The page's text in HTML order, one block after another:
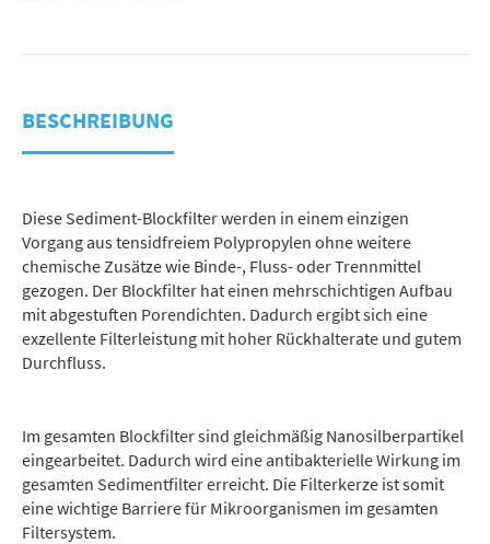
BESCHREIBUNG
Diese Sediment-Blockfilter werden in einem einzigen
Vorgang aus tensidfreiem Polypropylen ohne weitere
chemische Zusätze wie Binde-, Fluss- oder Trennmittel
gezogen. Der Blockfilter hat einen mehrschichtigen Aufbau
mit abgestuften Porendichten. Dadurch ergibt sich eine
exzellente Filterleistung mit hoher Rückhalterate und gutem
Durchfluss.
Im gesamten Blockfilter sind gleichmäßig Nanosilberpartikel
eingearbeitet. Dadurch wird eine antibakterielle Wirkung im
gesamten Sedimentfilter erreicht. Die Filterkerze ist somit
eine wichtige Barriere für Mikroorganismen im gesamten
Filtersystem.